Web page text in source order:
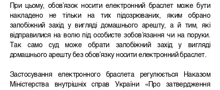
При цьому, обов’язок носити електронний браслет може бути
накладено не тільки на тих підозрюваних, яким обрано
запобіжний захід у вигляді домашнього арешту, а й тим, які
відправилися на волю під особисте зобов’язання чи на поруки.
Так само суд може обрати запобіжний захід у вигляді
домашнього арешту без обов’язку носити електронний браслет.
Застосування електронного браслета регулюється Наказом
Міністерства внутрішніх справ України «Про затвердження